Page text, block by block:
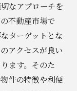
なアプローチを
不動産市場で
ターゲットとな
アクセスが良い
ます。そのた
件の特徴や利便